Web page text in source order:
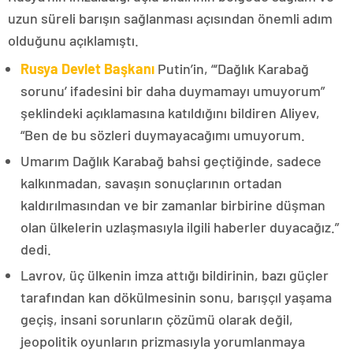
uzun süreli barışın sağlanması açısından önemli adım
olduğunu açıklamıştı.
Rusya Devlet Başkanı Putin’in, “‘Dağlık Karabağ
sorunu’ ifadesini bir daha duymamayı umuyorum”
şeklindeki açıklamasına katıldığını bildiren Aliyev,
“Ben de bu sözleri duymayacağımı umuyorum.
Umarım Dağlık Karabağ bahsi geçtiğinde, sadece
kalkınmadan, savaşın sonuçlarının ortadan
kaldırılmasından ve bir zamanlar birbirine düşman
olan ülkelerin uzlaşmasıyla ilgili haberler duyacağız.”
dedi.
Lavrov, üç ülkenin imza attığı bildirinin, bazı güçler
tarafından kan dökülmesinin sonu, barışçıl yaşama
geçiş, insani sorunların çözümü olarak değil,
jeopolitik oyunların prizmasıyla yorumlanmaya